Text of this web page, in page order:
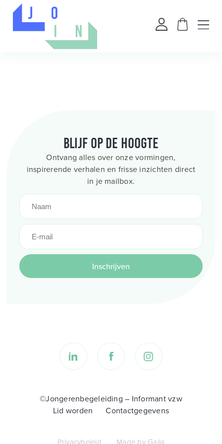
Blijf op de hoogte
Ontvang alles over onze vormingen,
inspirerende verhalen en frisse inzichten direct
in je mailbox.
Inschrijven
©Jongerenbegeleiding – Informant vzw
Lid worden
Contactgegevens
Privacybeleid Made by Galia